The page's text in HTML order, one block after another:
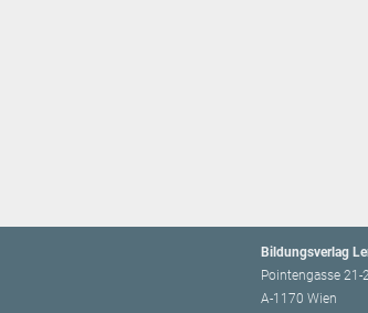
Bildungsverlag
Pointengasse 21-
A-1170 Wien